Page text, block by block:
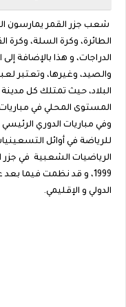
شعب جزر القمر يمارسون
الطائرة، وكرة السلة،
الدراجات، و هذا بالإضافة
والصيد، وغيرها، وتعتبر
البلاد، حيث تمتلك كل
وفي مباريات الدوري
للرياضة في أوائل
الرياضيات الشعبية في
1999، و قد نظمت فيما
الدولي و الإقليمي.